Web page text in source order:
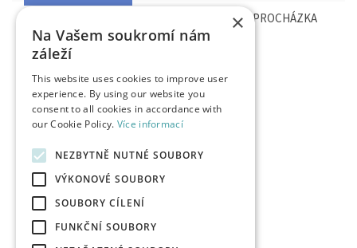
NORMÁL (IZAČ) NÍ HRADEC - KOMENTOVANÁ PROCHÁZKA
MĚSTEM
Riegrovo náměstí, Hradec Králové
so, 26. 9. 2026 16:00
Volná místa : 25
×
Na Vašem soukromí nám
záleží
This website uses cookies to improve user
experience. By using our website you
consent to all cookies in accordance with
our Cookie Policy. Více informací
NEZBYTNĚ NUTNÉ SOUBORY
VÝKONOVÉ SOUBORY
SOUBORY CÍLENÍ
FUNKČNÍ SOUBORY